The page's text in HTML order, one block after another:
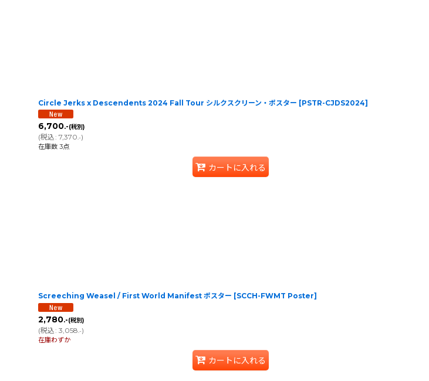
Circle Jerks x Descendents 2024 Fall Tour シルクスクリーン・ポスター [PSTR-CJDS2024]
6,700.-(税別)
(税込: 7,370.-)
在庫数 3点
カートに入れる
Screeching Weasel / First World Manifest ポスター [SCCH-FWMT Poster]
2,780.-(税別)
(税込: 3,058.-)
在庫わずか
カートに入れる